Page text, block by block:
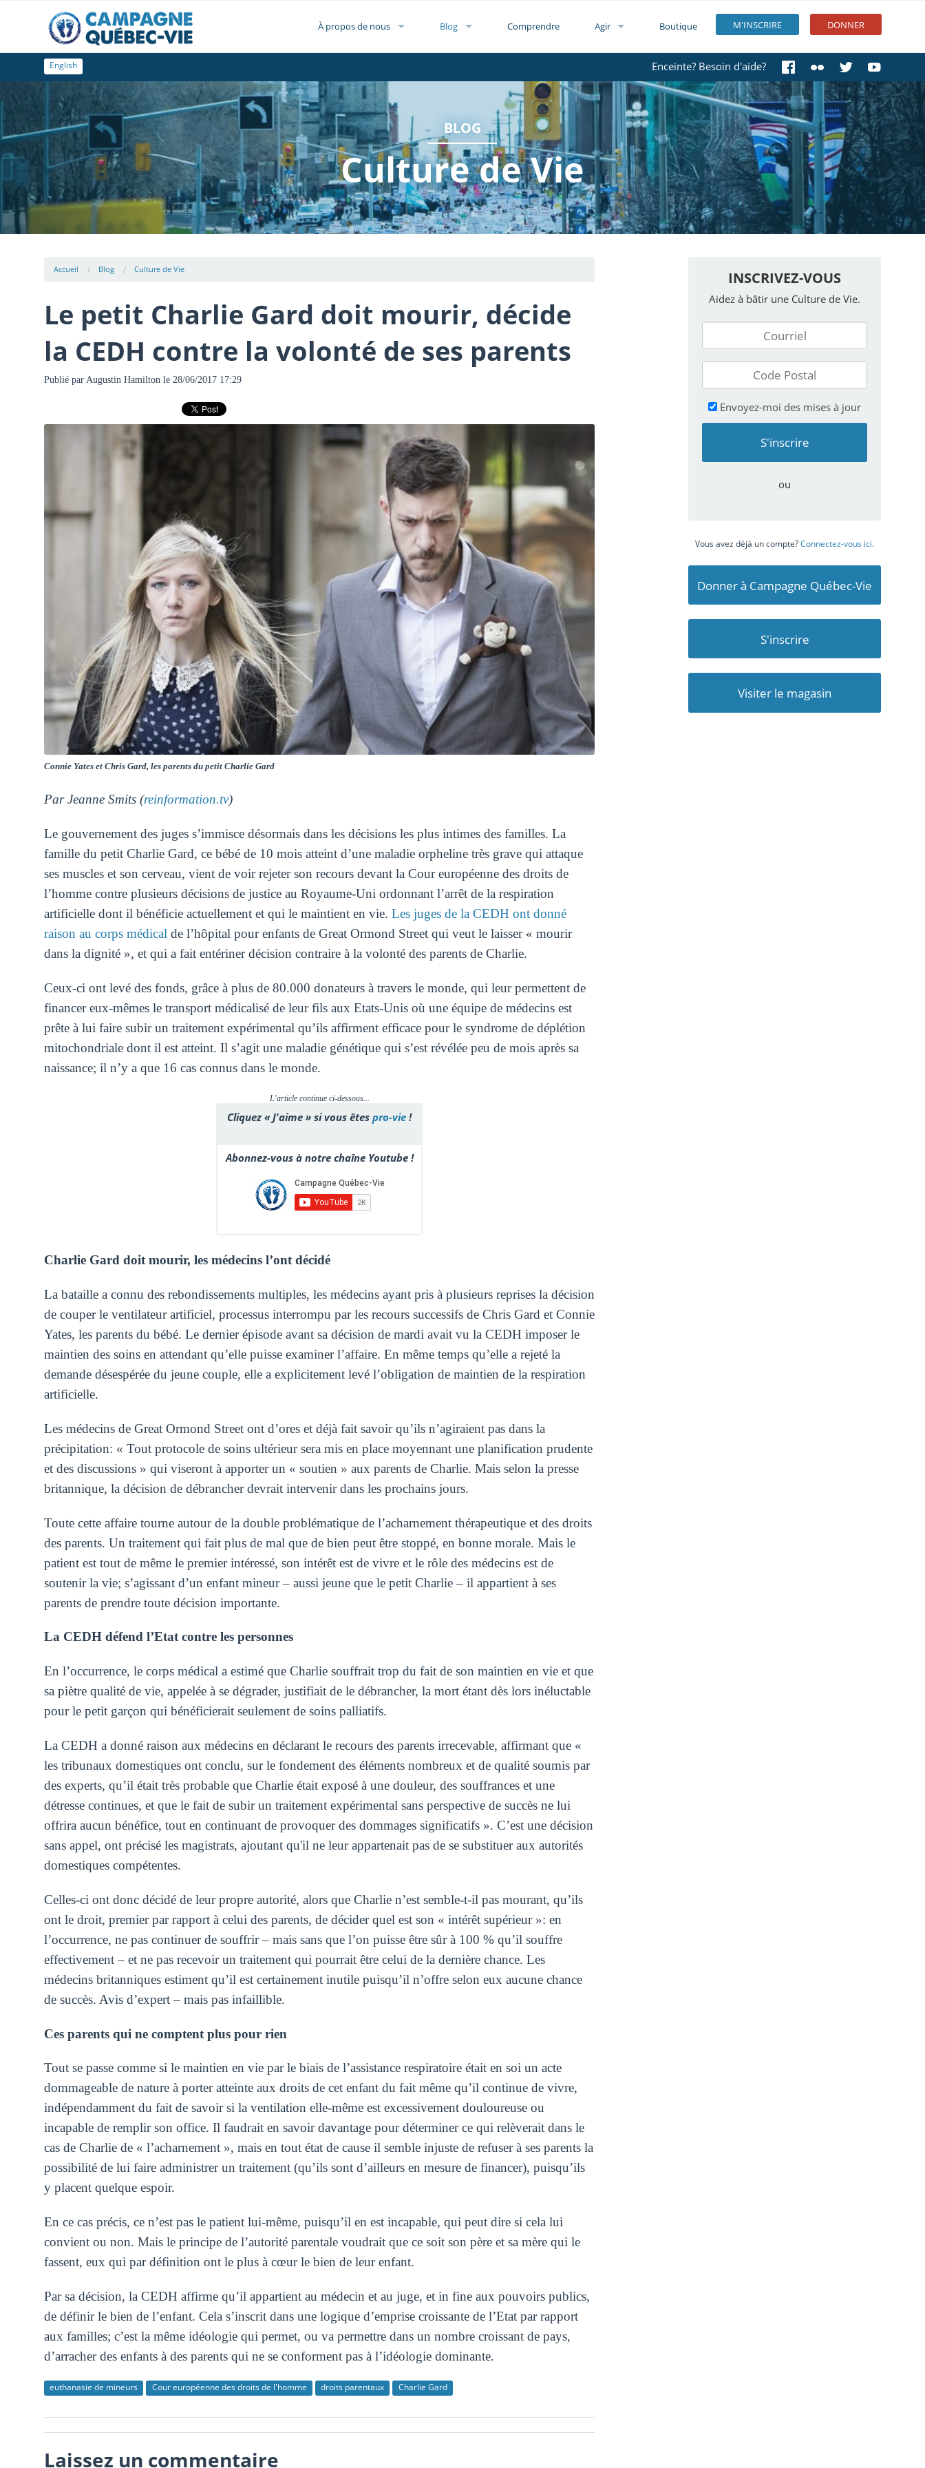
M'INSCRIRE DONNER
À propos de nous Blog Comprendre Agir Boutique
Enceinte? Besoin d'aide?
English
BLOG
Culture de Vie
Accueil Blog Culture de Vie
Le petit Charlie Gard doit mourir, décide
la CEDH contre la volonté de ses parents
Publié par Augustin Hamilton le 28/06/2017 17:29
Connie Yates et Chris Gard, les parents du petit Charlie Gard
Par Jeanne Smits (reinformation.tv)
Le gouvernement des juges s’immisce désormais dans les décisions les plus intimes des familles. La
famille du petit Charlie Gard, ce bébé de 10 mois atteint d’une maladie orpheline très grave qui attaque
ses muscles et son cerveau, vient de voir rejeter son recours devant la Cour européenne des droits de
l’homme contre plusieurs décisions de justice au Royaume-Uni ordonnant l’arrêt de la respiration
artificielle dont il bénéficie actuellement et qui le maintient en vie. Les juges de la CEDH ont donné
raison au corps médical de l’hôpital pour enfants de Great Ormond Street qui veut le laisser « mourir
dans la dignité », et qui a fait entériner décision contraire à la volonté des parents de Charlie.
Ceux-ci ont levé des fonds, grâce à plus de 80.000 donateurs à travers le monde, qui leur permettent de
financer eux-mêmes le transport médicalisé de leur fils aux Etats-Unis où une équipe de médecins est
prête à lui faire subir un traitement expérimental qu’ils affirment efficace pour le syndrome de déplétion
mitochondriale dont il est atteint. Il s’agit une maladie génétique qui s’est révélée peu de mois après sa
naissance; il n’y a que 16 cas connus dans le monde.
L'article continue ci-dessous...
Cliquez « J'aime » si vous êtes pro-vie !
Abonnez-vous à notre chaîne Youtube !
Charlie Gard doit mourir, les médecins l’ont décidé
La bataille a connu des rebondissements multiples, les médecins ayant pris à plusieurs reprises la décision
de couper le ventilateur artificiel, processus interrompu par les recours successifs de Chris Gard et Connie
Yates, les parents du bébé. Le dernier épisode avant sa décision de mardi avait vu la CEDH imposer le
maintien des soins en attendant qu’elle puisse examiner l’affaire. En même temps qu’elle a rejeté la
demande désespérée du jeune couple, elle a explicitement levé l’obligation de maintien de la respiration
artificielle.
Les médecins de Great Ormond Street ont d’ores et déjà fait savoir qu’ils n’agiraient pas dans la
précipitation: « Tout protocole de soins ultérieur sera mis en place moyennant une planification prudente
et des discussions » qui viseront à apporter un « soutien » aux parents de Charlie. Mais selon la presse
britannique, la décision de débrancher devrait intervenir dans les prochains jours.
Toute cette affaire tourne autour de la double problématique de l’acharnement thérapeutique et des droits
des parents. Un traitement qui fait plus de mal que de bien peut être stoppé, en bonne morale. Mais le
patient est tout de même le premier intéressé, son intérêt est de vivre et le rôle des médecins est de
soutenir la vie; s’agissant d’un enfant mineur – aussi jeune que le petit Charlie – il appartient à ses
parents de prendre toute décision importante.
La CEDH défend l’Etat contre les personnes
En l’occurrence, le corps médical a estimé que Charlie souffrait trop du fait de son maintien en vie et que
sa piètre qualité de vie, appelée à se dégrader, justifiait de le débrancher, la mort étant dès lors inéluctable
pour le petit garçon qui bénéficierait seulement de soins palliatifs.
La CEDH a donné raison aux médecins en déclarant le recours des parents irrecevable, affirmant que «
les tribunaux domestiques ont conclu, sur le fondement des éléments nombreux et de qualité soumis par
des experts, qu’il était très probable que Charlie était exposé à une douleur, des souffrances et une
détresse continues, et que le fait de subir un traitement expérimental sans perspective de succès ne lui
offrira aucun bénéfice, tout en continuant de provoquer des dommages significatifs ». C’est une décision
sans appel, ont précisé les magistrats, ajoutant qu'il ne leur appartenait pas de se substituer aux autorités
domestiques compétentes.
Celles-ci ont donc décidé de leur propre autorité, alors que Charlie n’est semble-t-il pas mourant, qu’ils
ont le droit, premier par rapport à celui des parents, de décider quel est son « intérêt supérieur »: en
l’occurrence, ne pas continuer de souffrir – mais sans que l’on puisse être sûr à 100 % qu’il souffre
effectivement – et ne pas recevoir un traitement qui pourrait être celui de la dernière chance. Les
médecins britanniques estiment qu’il est certainement inutile puisqu’il n’offre selon eux aucune chance
de succès. Avis d’expert – mais pas infaillible.
Ces parents qui ne comptent plus pour rien
Tout se passe comme si le maintien en vie par le biais de l’assistance respiratoire était en soi un acte
dommageable de nature à porter atteinte aux droits de cet enfant du fait même qu’il continue de vivre,
indépendamment du fait de savoir si la ventilation elle-même est excessivement douloureuse ou
incapable de remplir son office. Il faudrait en savoir davantage pour déterminer ce qui relèverait dans le
cas de Charlie de « l’acharnement », mais en tout état de cause il semble injuste de refuser à ses parents la
possibilité de lui faire administrer un traitement (qu’ils sont d’ailleurs en mesure de financer), puisqu’ils
y placent quelque espoir.
En ce cas précis, ce n’est pas le patient lui-même, puisqu’il en est incapable, qui peut dire si cela lui
convient ou non. Mais le principe de l’autorité parentale voudrait que ce soit son père et sa mère qui le
fassent, eux qui par définition ont le plus à cœur le bien de leur enfant.
Par sa décision, la CEDH affirme qu’il appartient au médecin et au juge, et in fine aux pouvoirs publics,
de définir le bien de l’enfant. Cela s’inscrit dans une logique d’emprise croissante de l’Etat par rapport
aux familles; c’est la même idéologie qui permet, ou va permettre dans un nombre croissant de pays,
d’arracher des enfants à des parents qui ne se conforment pas à l’idéologie dominante.
euthanasie de mineurs Cour européenne des droits de l'homme droits parentaux Charlie Gard
Laissez un commentaire
INSCRIVEZ-VOUS
Aidez à bâtir une Culture de Vie.
Envoyez-moi des mises à jour
ou
Vous avez déjà un compte?Connectez-vous ici.
Donner à Campagne Québec-Vie
S'inscrire
Visiter le magasin